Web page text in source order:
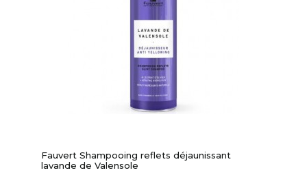
Fauvert Shampooing reflets déjaunissant
lavande de Valensole